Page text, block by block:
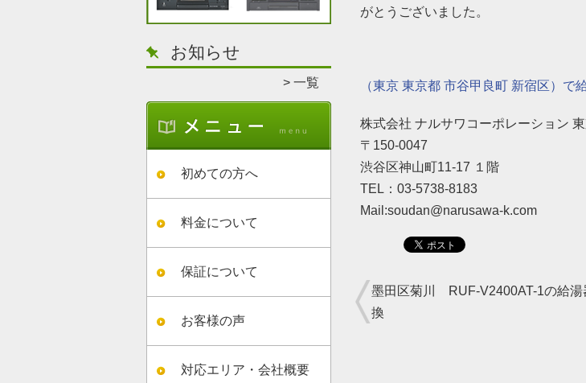
お知らせ
一覧
初めての方へ
料金について
保証について
お客様の声
対応エリア・会社概要
がとうございました。
（東京 東京都 市谷甲良町 新宿区）で
株式会社 ナルサワコーポレーション
〒150-0047
渋谷区神山町11-17 １階
TEL：03-5738-8183
Mail:soudan@narusawa-k.com
墨田区菊川 RUF-V2400AT-1の給湯
換